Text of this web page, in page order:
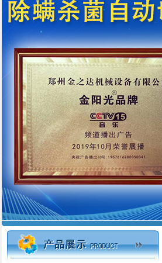
2021智能杀菌除螨精细一体弹花机
第八代除螨杀菌自动切刀精细一体机
电脑连体精细弹花机